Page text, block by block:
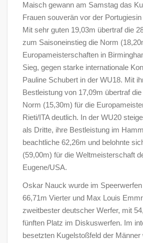
Maisch gewann am Samstag das
Frauen souverän vor der
Mit sehr guten 19,03m übertraf die
zum Saisoneinstieg die Norm
Europameisterschaften in
Sieg, gegen starke internationale
Pauline Schubert in der WU18. Mit
Bestleistung von 17,09m übertraf
Norm (15,30m) für die
Rieti/ITA deutlich. In der WU20
als Dritte, ihre Bestleistung im
beachtliche 62,26m und belohnte
(59,00m) für die Weltmeisterschaft
Eugene/USA.
Oskar Nauck wurde im
66,71m Vierter und Max Louis
zweitbester deutscher Werfer, mit
fünften Platz im Diskuswerfen. Im
besetzten Kugelstoßfeld der